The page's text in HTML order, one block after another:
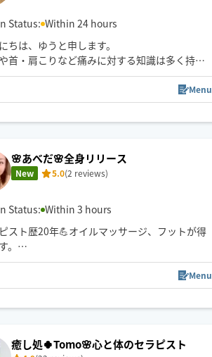
Status: Within 24 hours
ちは、ゆうと申します。
首・肩こりなど痛みに対する知識は多く持ち
ています。
なご要望でもお答えするので、お構いなく申し
ださい。
明るく穏やかなタイプです。
Menu
🌸あべだ🌸全身リリース
New 5.0(2 reviews)
Status: Within 3 hours
スト歴20年💪オイルマッサージ、フットが得
。
ット持参可⭐️
180cm×幅120cm
時は持ち込みいたしかねます
区出発🚗
・ロング施術もお任せください💪
Menu
癒し処🍀Tomo🌸心と体のセラピスト